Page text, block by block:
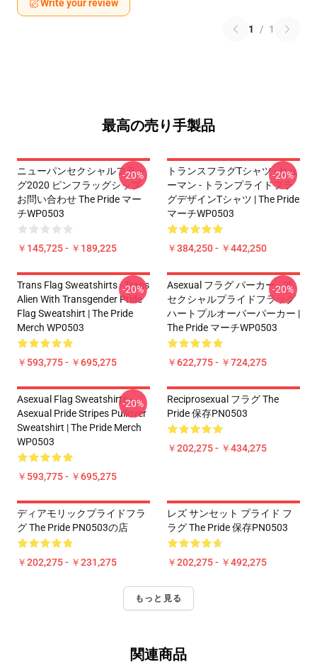
Write your review
1 / 1
最高の売り手製品
ニューパンセクシャルフラッ
グ2020 ピンフラッグシップ
お問い合わせ The Pride マー
チWP0503
￥145,725 - ￥189,225
-20%
トランスフラグTシャツ - ヒュ
ーマン - トランプライドフラ
グデザインTシャツ | The Pride
マーチWP0503
￥384,250 - ￥442,250
-20%
Trans Flag Sweatshirts - Trans
Alien With Transgender Pride
Flag Sweatshirt | The Pride
Merch WP0503
￥593,775 - ￥695,275
-20%
Asexual フラグ パーカー - ア
セクシャルプライドフラッグ
ハートプルオーバーパーカー |
The Pride マーチWP0503
￥622,775 - ￥724,275
-20%
Asexual Flag Sweatshirts -
Asexual Pride Stripes Pullover
Sweatshirt | The Pride Merch
WP0503
￥593,775 - ￥695,275
-20%
Reciprosexual フラグ The
Pride 保存PN0503
￥202,275 - ￥434,275
ディアモリックプライドフラ
グ The Pride PN0503の店
￥202,275 - ￥231,275
レズ サンセット プライド フ
ラグ The Pride 保存PN0503
￥202,275 - ￥492,275
もっと見る
関連商品